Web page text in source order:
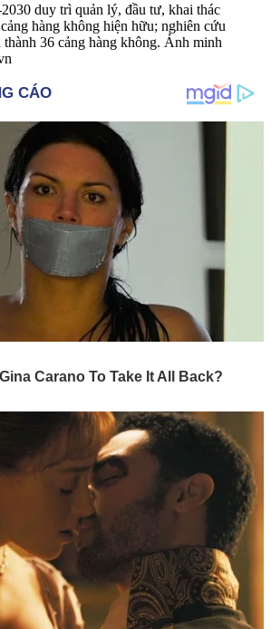
duy trì quản lý, đầu tư, khai thác
hàng không hiện hữu; nghiên cứu
36 cảng hàng không. Ảnh minh